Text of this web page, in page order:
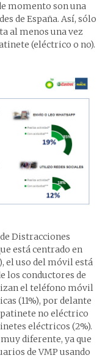
momento son una
de España. Así, sólo
al menos una vez
(eléctrico o no).
Distracciones
está centrado en
el uso del móvil está
los conductores de
el teléfono móvil
(11%), por delante
no eléctrico
eléctricos (2%).
diferente, ya que
de VMP usando